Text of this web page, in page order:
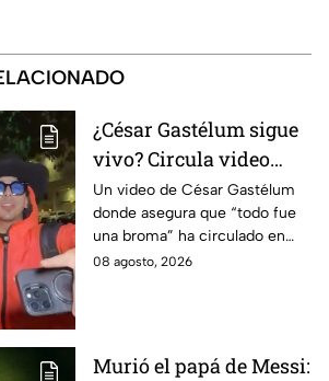
¿César Gastélum sigue
vivo? Circula video
donde afirma que “todo
fue una broma”
Un video de César Gastélum
donde asegura que “todo fue
una broma” ha circulado en
redes sociales tras su muerte
08 agosto, 2026
Murió el papá de Messi: